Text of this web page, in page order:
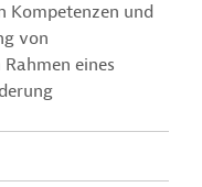
Kompetenzen und
von
eines